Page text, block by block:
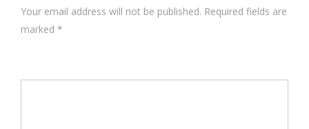
Your email address will not be published. Required fields are
marked *